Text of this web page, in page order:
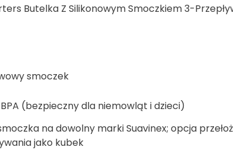
Butelka Z Silikonowym Smoczkiem 3-
smoczek
(bezpieczny dla niemowląt i dzieci)
na dowolny marki Suavinex; opcja
jako kubek